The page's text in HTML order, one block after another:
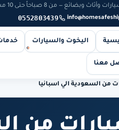
— من 8 صباحاً حتى 10 مساءً — والطلبات أونلاين طوال الوقت
0552803439
اليخوت والسيارات
معنا
من السعودية الي اسبانيا